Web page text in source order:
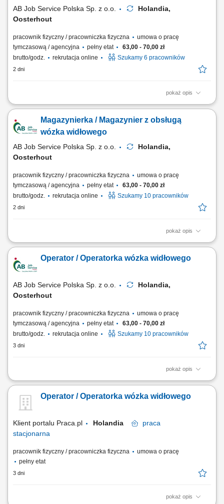
AB Job Service Polska Sp. z o.o.
Holandia,
Oosterhout
pracownik fizyczny / pracowniczka fizyczna
umowa o pracę
tymczasową / agencyjna
pełny etat
63,00 - 70,00 zł
brutto/godz.
rekrutacja online Szukamy 6 pracowników
2 dni
pokaż opis
Zadania: Kompletacja zamówień przy użyciu wózka z widłami na dwie
Transport palet po magazynie oraz układanie ich na wysokości do 8
metrów; Realizacja pozostałych rutynowych zadań magazynowych;
Magazynierka / Magazynier z obsługą
wózka widłowego
AB Job Service Polska Sp. z o.o.
Holandia,
Oosterhout
pracownik fizyczny / pracowniczka fizyczna
umowa o pracę
tymczasową / agencyjna
pełny etat
63,00 - 70,00 zł
brutto/godz.
rekrutacja online Szukamy 10 pracowników
2 dni
pokaż opis
Czym będziesz się zajmować: Pobieraniem i kompletowaniem towarów
wewnętrznym materiałów do stref załadunkowych; Piętrowaniem palet
do wysokości 8 metrów; Przygotowywaniem przesyłek do dalszej
Operator / Operatorka wózka widłowego
AB Job Service Polska Sp. z o.o.
Holandia,
Oosterhout
pracownik fizyczny / pracowniczka fizyczna
umowa o pracę
tymczasową / agencyjna
pełny etat
63,00 - 70,00 zł
brutto/godz.
rekrutacja online Szukamy 10 pracowników
3 dni
pokaż opis
Zadania na stanowisku: Kompletowanie zamówień wózkiem widłowym
stosy do wysokości 8 metrów (poziom 3 palet) Przygotowywanie towaru
do wysyłki w wyznaczonych strefach magazynowych; Bezinwazyjny
Operator / Operatorka wózka widłowego
Klient portalu Praca.pl Holandia
praca
stacjonarna
pracownik fizyczny / pracowniczka fizyczna
umowa o pracę
pełny etat
3 dni
pokaż opis